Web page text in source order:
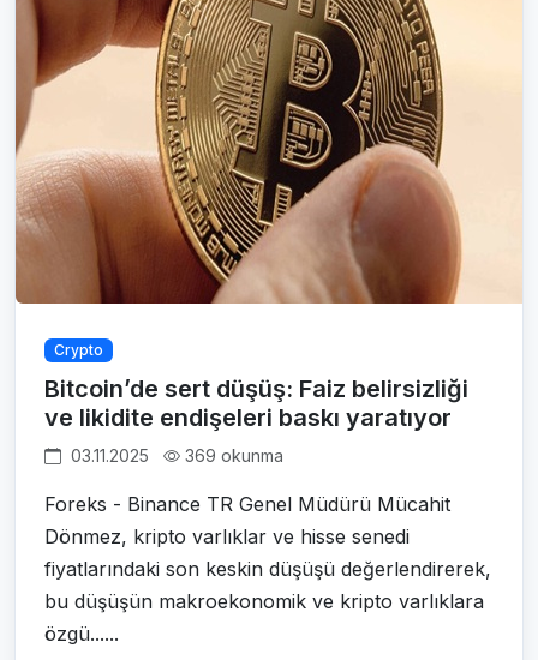
Crypto
Bitcoin’de sert düşüş: Faiz belirsizliği
ve likidite endişeleri baskı yaratıyor
03.11.2025 369 okunma
Foreks - Binance TR Genel Müdürü Mücahit
Dönmez, kripto varlıklar ve hisse senedi
fiyatlarındaki son keskin düşüşü değerlendirerek,
bu düşüşün makroekonomik ve kripto varlıklara
özgü......